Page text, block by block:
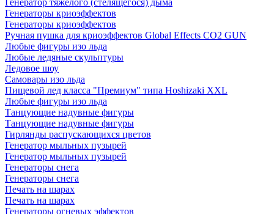
Генератор тяжелого (стелящегося) дыма
Генераторы криоэффектов
Генераторы криоэффектов
Ручная пушка для криоэффектов Global Effects CO2 GUN
Любые фигуры изо льда
Любые ледяные скульптуры
Ледовое шоу
Самовары изо льда
Пищевой лед класса "Премиум" типа Hoshizaki XXL
Любые фигуры изо льда
Танцующие надувные фигуры
Танцующие надувные фигуры
Гирлянды распускающихся цветов
Генератор мыльных пузырей
Генератор мыльных пузырей
Генераторы снега
Генераторы снега
Печать на шарах
Печать на шарах
Генераторы огневых эффектов